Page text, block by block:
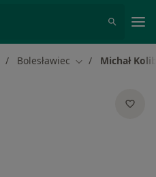
Bolesławiec Zmień miasto
Michał